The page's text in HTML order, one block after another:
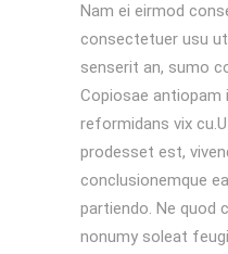
Nam ei eirmod
consectetuer usu
senserit an, sumo
Copiosae antiopam
reformidans vix
prodesset est,
conclusionemque
partiendo. Ne quod
nonumy soleat